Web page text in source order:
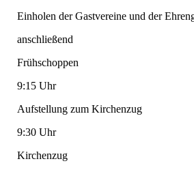
Einholen der Gastvereine und der
anschließend
Frühschoppen
9:15 Uhr
Aufstellung zum Kirchenzug
9:30 Uhr
Kirchenzug